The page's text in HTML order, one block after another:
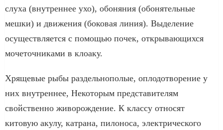
слуха (внутреннее ухо), обоняния (обонятельные
мешки) и движения (боковая линия). Выделение
осуществляется с помощью почек, открывающихся
мочеточниками в клоаку.
Хрящевые рыбы раздельнополые, оплодотворение у
них внутреннее, Некоторым представителям
свойственно живорождение. К классу относят
китовую акулу, катрана, пилоноса, электрического